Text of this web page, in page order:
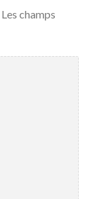
Les champs